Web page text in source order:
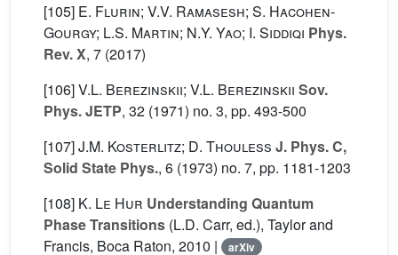
[105] E. Flurin; V.V. Ramasesh; S. Hacohen-
Gourgy; L.S. Martin; N.Y. Yao; I. Siddiqi Phys.
Rev. X, 7 (2017)
[106]V.L. Berezinskii; V.L. Berezinskii Sov.
Phys. JETP, 32 (1971) no. 3, pp. 493-500
[107]J.M. Kosterlitz; D. Thouless J. Phys. C,
Solid State Phys., 6 (1973) no. 7, pp. 1181-1203
[108] K. Le Hur Understanding Quantum
Phase Transitions (L.D. Carr, ed.), Taylor and
Francis, Boca Raton, 2010 |
arXiv